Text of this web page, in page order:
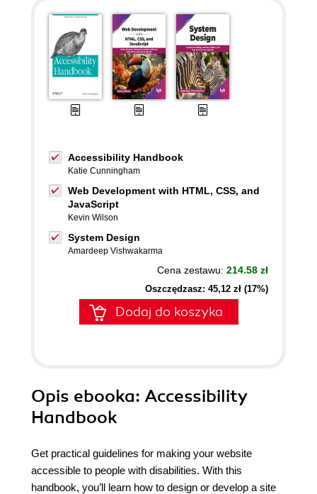
Accessibility Handbook
Katie Cunningham
Web Development with HTML, CSS, and
JavaScript
Kevin Wilson
System Design
Amardeep Vishwakarma
Cena zestawu: 214.58 zł
Oszczędzasz: 45,12 zł (17%)
Dodaj do koszyka
Opis ebooka: Accessibility
Handbook
Get practical guidelines for making your website
accessible to people with disabilities. With this
handbook, you’ll learn how to design or develop a site